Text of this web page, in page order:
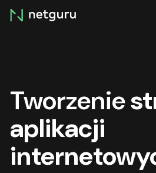
Skip
menu
Tworzenie
aplikacji